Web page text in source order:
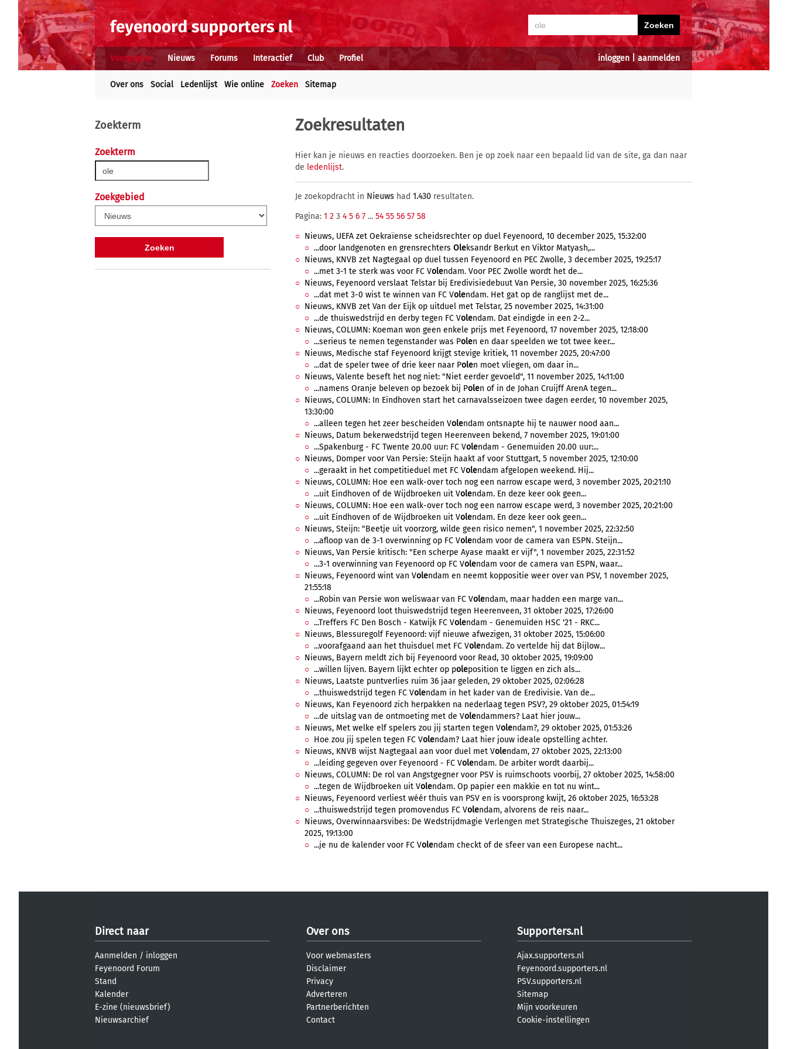
inloggen aanmelden
Voorpagina Nieuws Forums Interactief Club Profiel
Over ons Social Ledenlijst Wie online Zoeken Sitemap
Zoekterm
Zoekterm
Zoekgebied
Zoekresultaten
Hier kan je nieuws en reacties doorzoeken. Ben je op zoek naar een bepaald lid van de site, ga dan naar
de ledenlijst.
Je zoekopdracht in Nieuws had 1.430 resultaten.
Pagina: 1 2 3 4 5 6 7 ... 54 55 56 57 58
Nieuws, UEFA zet Oekraïense scheidsrechter op duel Feyenoord, 10 december 2025, 15:32:00
...door landgenoten en grensrechters Oleksandr Berkut en Viktor Matyash,...
Nieuws, KNVB zet Nagtegaal op duel tussen Feyenoord en PEC Zwolle, 3 december 2025, 19:25:17
...met 3-1 te sterk was voor FC Volendam. Voor PEC Zwolle wordt het de...
Nieuws, Feyenoord verslaat Telstar bij Eredivisiedebuut Van Persie, 30 november 2025, 16:25:36
...dat met 3-0 wist te winnen van FC Volendam. Het gat op de ranglijst met de...
Nieuws, KNVB zet Van der Eijk op uitduel met Telstar, 25 november 2025, 14:31:00
...de thuiswedstrijd en derby tegen FC Volendam. Dat eindigde in een 2-2...
Nieuws, COLUMN: Koeman won geen enkele prijs met Feyenoord, 17 november 2025, 12:18:00
...serieus te nemen tegenstander was Polen en daar speelden we tot twee keer...
Nieuws, Medische staf Feyenoord krijgt stevige kritiek, 11 november 2025, 20:47:00
...dat de speler twee of drie keer naar Polen moet vliegen, om daar in...
Nieuws, Valente beseft het nog niet: "Niet eerder gevoeld", 11 november 2025, 14:11:00
...namens Oranje beleven op bezoek bij Polen of in de Johan Cruijff ArenA tegen...
Nieuws, COLUMN: In Eindhoven start het carnavalsseizoen twee dagen eerder, 10 november 2025,
13:30:00
...alleen tegen het zeer bescheiden Volendam ontsnapte hij te nauwer nood aan...
Nieuws, Datum bekerwedstrijd tegen Heerenveen bekend, 7 november 2025, 19:01:00
...Spakenburg - FC Twente 20.00 uur: FC Volendam - Genemuiden 20.00 uur:...
Nieuws, Domper voor Van Persie: Steijn haakt af voor Stuttgart, 5 november 2025, 12:10:00
...geraakt in het competitieduel met FC Volendam afgelopen weekend. Hij...
Nieuws, COLUMN: Hoe een walk-over toch nog een narrow escape werd, 3 november 2025, 20:21:10
...uit Eindhoven of de Wijdbroeken uit Volendam. En deze keer ook geen...
Nieuws, COLUMN: Hoe een walk-over toch nog een narrow escape werd, 3 november 2025, 20:21:00
...uit Eindhoven of de Wijdbroeken uit Volendam. En deze keer ook geen...
Nieuws, Steijn: "Beetje uit voorzorg, wilde geen risico nemen", 1 november 2025, 22:32:50
...afloop van de 3-1 overwinning op FC Volendam voor de camera van ESPN. Steijn...
Nieuws, Van Persie kritisch: "Een scherpe Ayase maakt er vijf", 1 november 2025, 22:31:52
...3-1 overwinning van Feyenoord op FC Volendam voor de camera van ESPN, waar...
Nieuws, Feyenoord wint van Volendam en neemt koppositie weer over van PSV, 1 november 2025,
21:55:18
...Robin van Persie won weliswaar van FC Volendam, maar hadden een marge van...
Nieuws, Feyenoord loot thuiswedstrijd tegen Heerenveen, 31 oktober 2025, 17:26:00
...Treffers FC Den Bosch - Katwijk FC Volendam - Genemuiden HSC '21 - RKC...
Nieuws, Blessuregolf Feyenoord: vijf nieuwe afwezigen, 31 oktober 2025, 15:06:00
...voorafgaand aan het thuisduel met FC Volendam. Zo vertelde hij dat Bijlow...
Nieuws, Bayern meldt zich bij Feyenoord voor Read, 30 oktober 2025, 19:09:00
...willen lijven. Bayern lijkt echter op poleposition te liggen en zich als...
Nieuws, Laatste puntverlies ruim 36 jaar geleden, 29 oktober 2025, 02:06:28
...thuiswedstrijd tegen FC Volendam in het kader van de Eredivisie. Van de...
Nieuws, Kan Feyenoord zich herpakken na nederlaag tegen PSV?, 29 oktober 2025, 01:54:19
...de uitslag van de ontmoeting met de Volendammers? Laat hier jouw...
Nieuws, Met welke elf spelers zou jij starten tegen Volendam?, 29 oktober 2025, 01:53:26
Hoe zou jij spelen tegen FC Volendam? Laat hier jouw ideale opstelling achter.
Nieuws, KNVB wijst Nagtegaal aan voor duel met Volendam, 27 oktober 2025, 22:13:00
...leiding gegeven over Feyenoord - FC Volendam. De arbiter wordt daarbij...
Nieuws, COLUMN: De rol van Angstgegner voor PSV is ruimschoots voorbij, 27 oktober 2025, 14:58:00
...tegen de Wijdbroeken uit Volendam. Op papier een makkie en tot nu wint...
Nieuws, Feyenoord verliest wéér thuis van PSV en is voorsprong kwijt, 26 oktober 2025, 16:53:28
...thuiswedstrijd tegen promovendus FC Volendam, alvorens de reis naar...
Nieuws, Overwinnaarsvibes: De Wedstrijdmagie Verlengen met Strategische Thuiszeges, 21 oktober
2025, 19:13:00
...je nu de kalender voor FC Volendam checkt of de sfeer van een Europese nacht...
Direct naar
Aanmelden / inloggen
Feyenoord Forum
Stand
Kalender
E-zine (nieuwsbrief)
Nieuwsarchief
Over ons
Voor webmasters
Disclaimer
Privacy
Adverteren
Partnerberichten
Contact
Supporters.nl
Ajax.supporters.nl
Feyenoord.supporters.nl
PSV.supporters.nl
Sitemap
Mijn voorkeuren
Cookie-instellingen